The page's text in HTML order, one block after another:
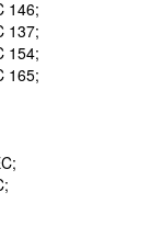
146;
137;
154;
165;